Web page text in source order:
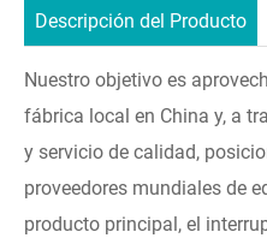
Descripción del Producto
Nuestro objetivo es
fábrica local en China y, a
y servicio de calidad,
proveedores mundiales de
producto principal, el